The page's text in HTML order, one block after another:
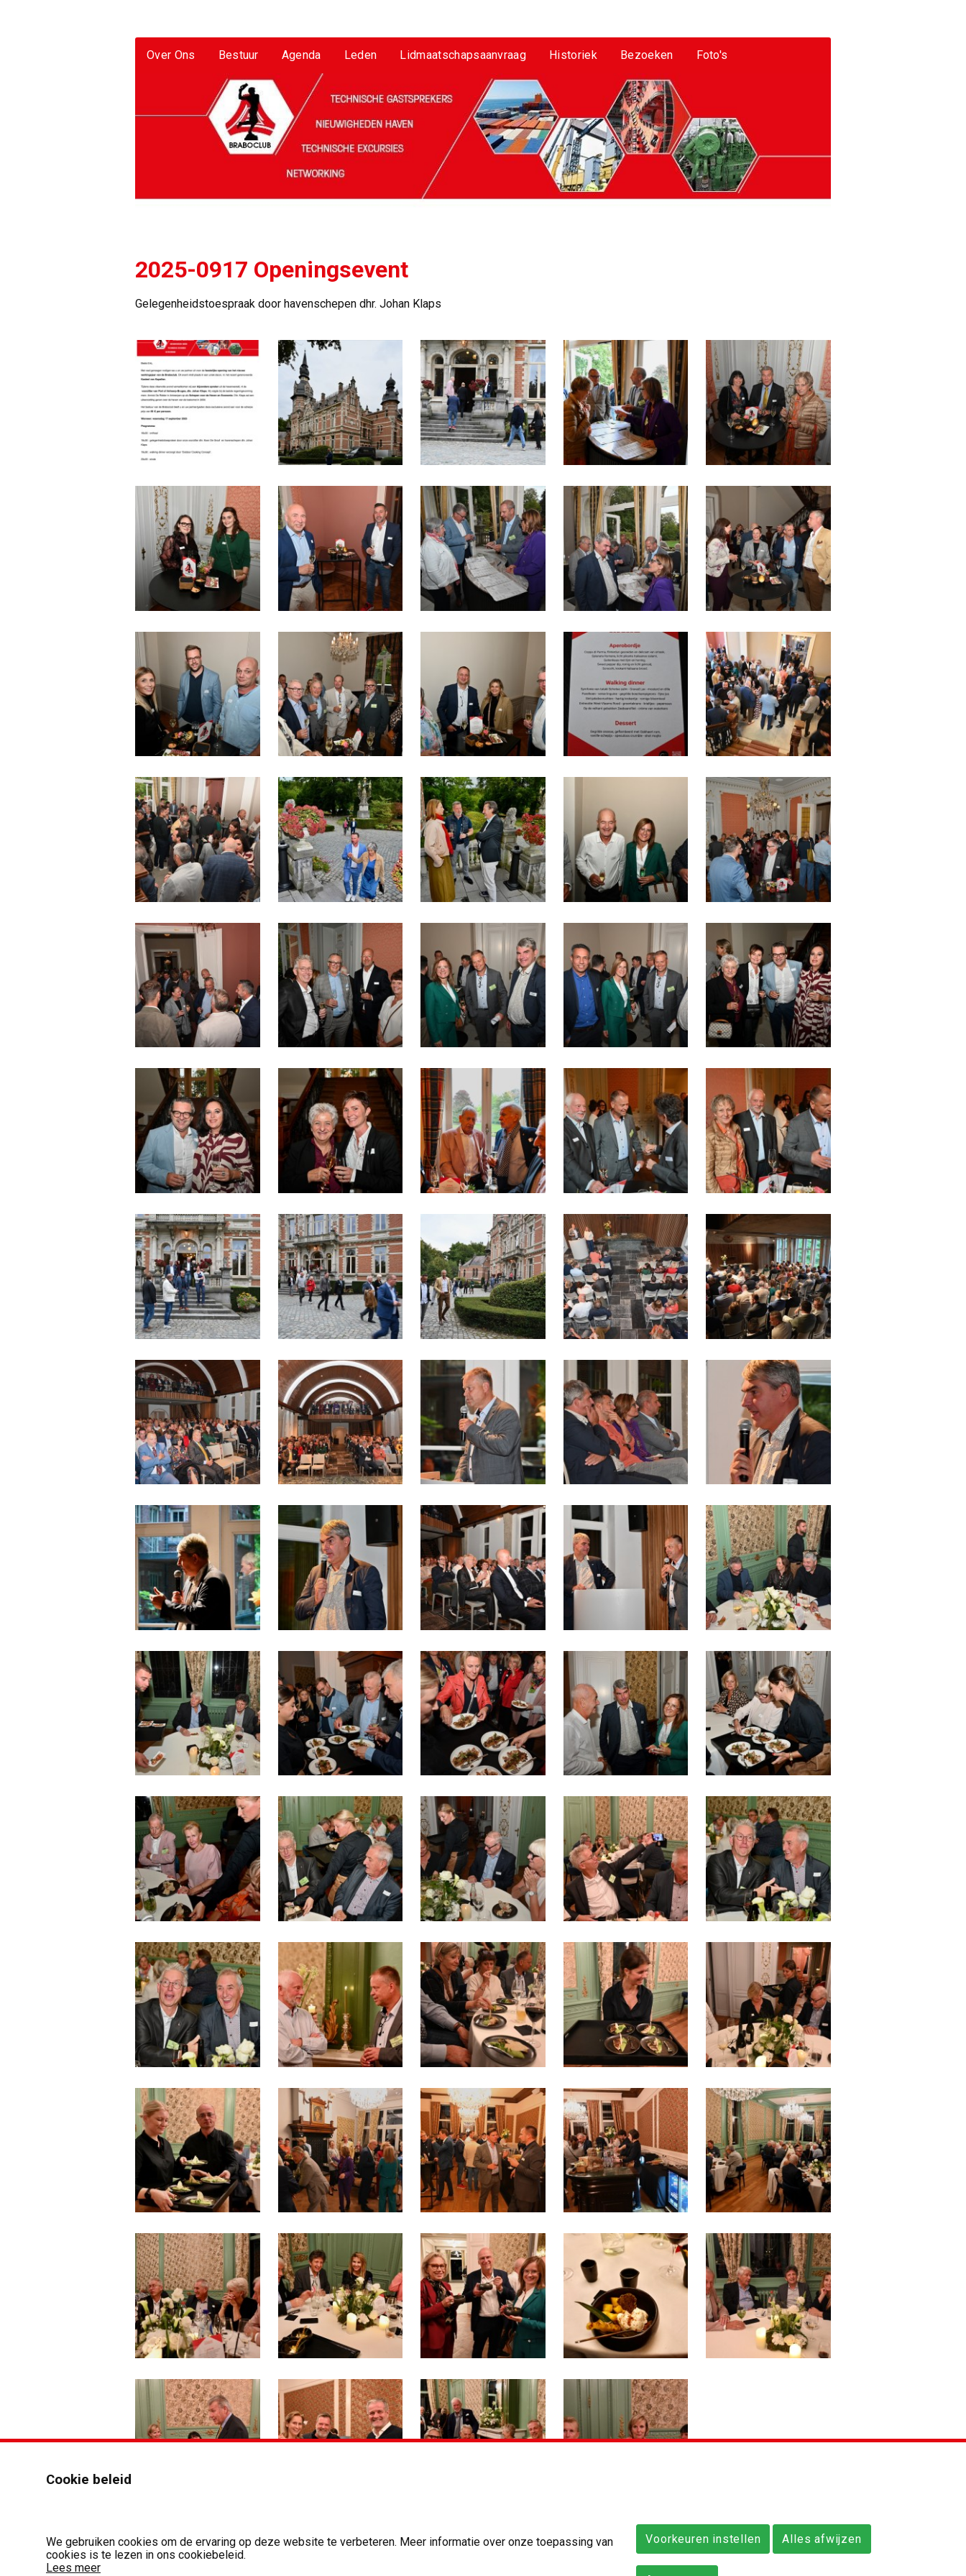
Over Ons Bestuur Agenda Leden Lidmaatschapsaanvraag Historiek Bezoeken Foto's
2025-0917 Openingsevent
Gelegenheidstoespraak door havenschepen dhr. Johan Klaps
Cookie beleid
We gebruiken cookies om de ervaring op deze website te verbeteren. Meer informatie over onze toepassing van
cookies is te lezen in ons cookiebeleid.
Lees meer
Voorkeuren instellen Alles afwijzen